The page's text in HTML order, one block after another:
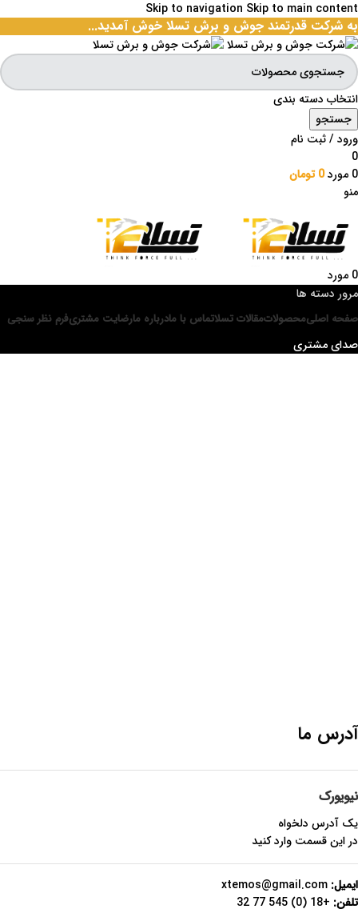
Skip to navigation Skip to main content
به شرکت قدرتمند جوش و برش تسلا خوش آمدید...
انتخاب دسته بندی
جستجو
ورود / ثبت نام
0
0 مورد0 تومان
منو
0 مورد
مرور دسته ها
صفحه اصلیمحصولاتمقالات تسلاتماس با مادرباره مارضایت مشتریفرم نظر سنجی
صدای مشتری
آدرس ما
نیویورک
یک آدرس دلخواه
در این قسمت وارد کنید
ایمیل:
تلفن: +18 (0) 545 77 32